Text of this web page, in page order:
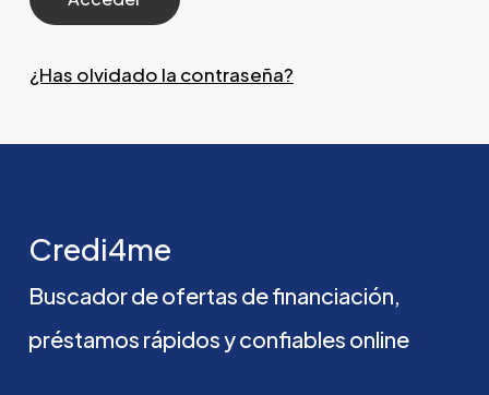
¿Has olvidado la contraseña?
Credi4me
Buscadordeofertas definanciación,
préstamos rápidosyconfiables online